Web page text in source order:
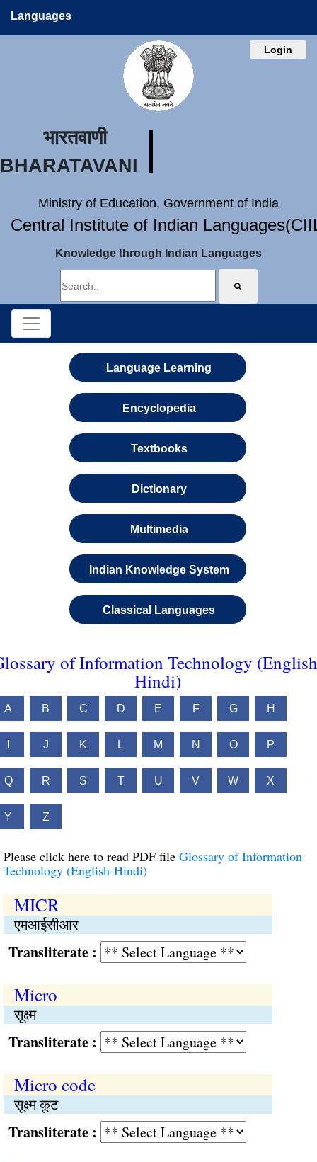
Languages
Login
भारतवाणी
BHARATAVANI
Ministry of Education, Government of India
Central Institute of Indian
Knowledge through Indian Languages
Language Learning
Encyclopedia
Textbooks
Dictionary
Multimedia
Indian Knowledge System
Classical Languages
of Information Technology
Hindi)
A B C D E F G H
J K L M N O P
Q R S T U V W X
Y Z
Please click here to read PDF file Glossary of Information
Technology (English-Hindi)
MICR
एमआईसीआर
:
Micro
सूक्ष्म
:
Micro code
सूक्ष्म कूट
: